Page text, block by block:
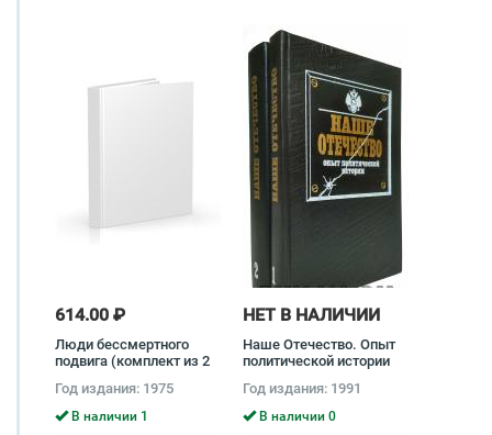
614.00 ₽
Люди бессмертного
подвига (комплект из 2
Год издания: 1975
В наличии 1
НЕТ В НАЛИЧИИ
Наше Отечество. Опыт
политической истории
Год издания: 1991
В наличии 0